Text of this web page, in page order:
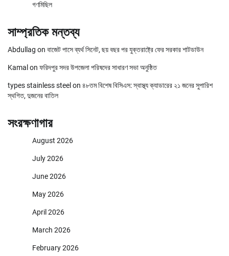
গণমিছিল
সাম্প্রতিক মন্তব্য
Abdullag on বাজেট পাসে ব্যর্থ সিনেট, ছয় বছর পর যুক্তরাষ্ট্রে ফের সরকার শাটডাউন
Kamal on ফরিদপুর সদর উপজেলা পরিষদের সাধারণ সভা অনুষ্ঠিত
types stainless steel on ৪৮তম বিশেষ বিসিএস: স্বাস্থ্য ক্যাডারের ২১ জনের সুপারিশ
স্থগিত, দুজনের বাতিল
সংরক্ষণাগার
August 2026
July 2026
June 2026
May 2026
April 2026
March 2026
February 2026